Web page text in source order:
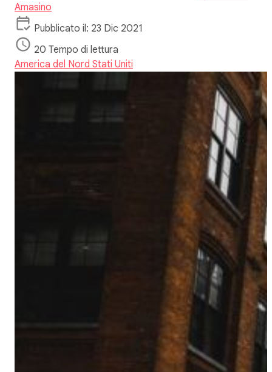
Amasino
Pubblicato il: 23 Dic 2021
20 Tempo di lettura
America del Nord Stati Uniti